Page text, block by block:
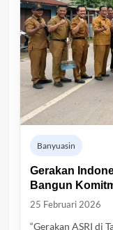
Banyuasin
Gerakan
Bangun
25 Februari 2026
“Gerakan ASRI di